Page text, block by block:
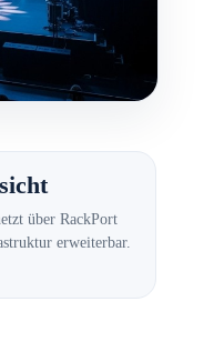
über RackPort
erweiterbar.